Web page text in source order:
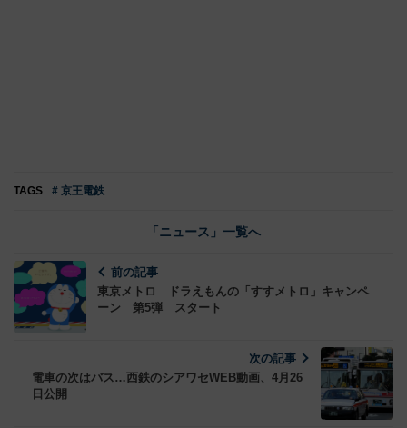
TAGS # 京王電鉄
「ニュース」一覧へ
前の記事
東京メトロ ドラえもんの「すすメトロ」キャンペ
ーン 第5弾 スタート
次の記事
電車の次はバス…西鉄のシアワセWEB動画、4月26
日公開